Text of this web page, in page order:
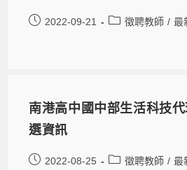
2022-09-21 徵聘教師 / 最
南港高中國中部生活科技
選資訊
2022-08-25 徵聘教師 / 最